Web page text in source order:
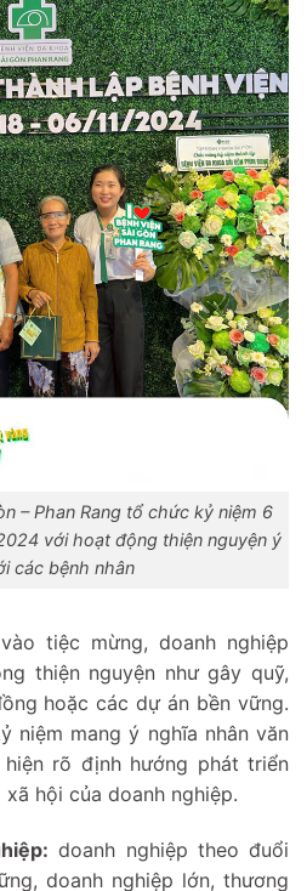
– Phan Rang tổ chức kỷ niệm 6
với hoạt động thiện nguyện ý
các bệnh nhân
tiệc mừng, doanh nghiệp
thiện nguyện như gây quỹ,
hoặc các dự án bền vững.
niệm mang ý nghĩa nhân văn
rõ định hướng phát triển
hội của doanh nghiệp.
doanh nghiệp theo đuổi
doanh nghiệp lớn, thương